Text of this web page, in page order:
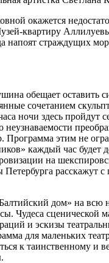
окажется
квартиру
напоят страждущих
обещает оставить
сочетанием
ночи здесь пройдут
неузнаваемости
Программа этим не
каждый час будет
на
расскажут
дом» на всю
Чудеса сценической
и эскизы
для маленьких
к таинственному и